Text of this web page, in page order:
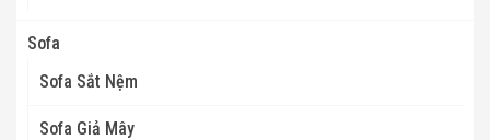
Sofa
Sofa Sắt Nệm
Sofa Giả Mây